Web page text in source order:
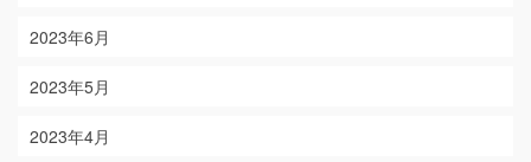
2023年6月
2023年5月
2023年4月